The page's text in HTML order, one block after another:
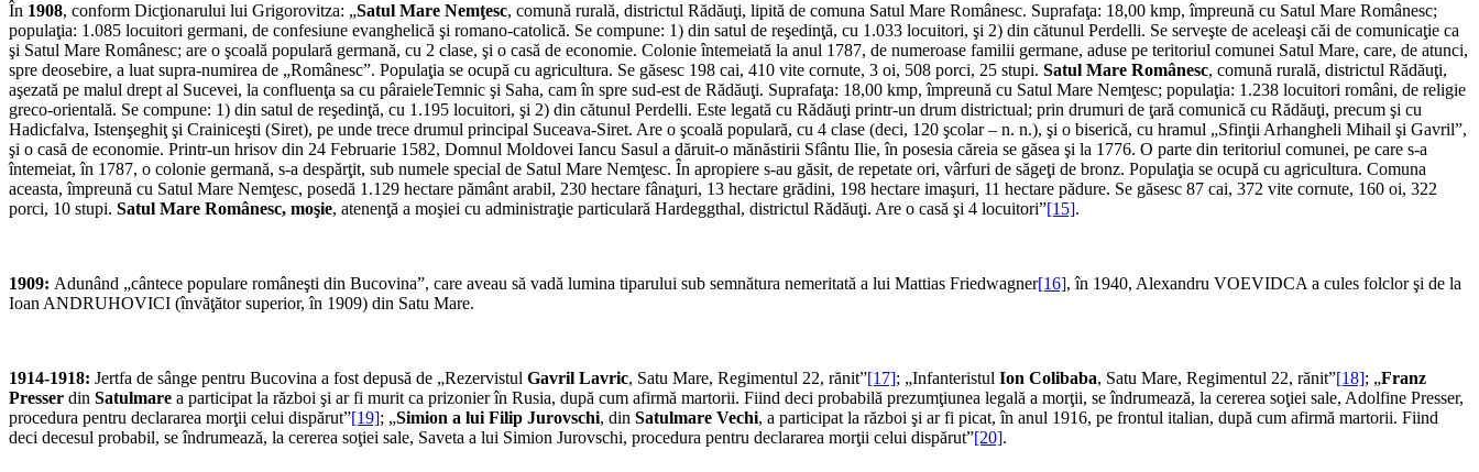
În 1908, conform Dicţionarului lui Grigorovitza: „Satul Mare Nemţesc, comună rurală, districtul Rădăuţi, lipită de comuna Satul Mare Românesc. Suprafaţa: 18,00 kmp, împreună cu Satul Mare Românesc;
populaţia: 1.085 locuitori germani, de confesiune evanghelică şi romano-catolică. Se compune: 1) din satul de reşedinţă, cu 1.033 locuitori, şi 2) din cătunul Perdelli. Se serveşte de aceleaşi căi de comunicaţie ca
şi Satul Mare Românesc; are o şcoală populară germană, cu 2 clase, şi o casă de economie. Colonie întemeiată la anul 1787, de numeroase familii germane, aduse pe teritoriul comunei Satul Mare, care, de atunci,
spre deosebire, a luat supra-numirea de „Românesc”. Populaţia se ocupă cu agri­cultura. Se găsesc 198 cai, 410 vite cornute, 3 oi, 508 porci, 25 stupi. Satul Mare Românesc, comună rurală, districtul Rădăuţi,
aşezată pe malul drept al Sucevei, la confluenţa sa cu pâraieleTemnic şi Saha, cam în spre sud-est de Rădăuţi. Suprafaţa: 18,00 kmp, îm­preună cu Satul Mare Nemţesc; populaţia: 1.238 locuitori români, de religie
greco-orientală. Se compune: 1) din satul de reşedinţă, cu 1.195 locuitori, şi 2) din cătunul Perdelli. Este legată cu Rădăuţi printr-un drum districtual; prin drumuri de ţară comunică cu Rădăuţi, precum şi cu
Hadicfalva, Istenşeghiţ şi Crainiceşti (Siret), pe unde trece drumul principal Suceava-Siret. Are o şcoală populară, cu 4 clase (deci, 120 şcolar – n. n.), şi o biserică, cu hra­mul „Sfinţii Arhangheli Mihail şi Gavril”,
şi o casă de economie. Printr-un hrisov din 24 Fe­bruarie 1582, Domnul Moldo­vei Iancu Sasul a dăruit-o mănăstirii Sfântu Ilie, în posesia căreia se găsea şi la 1776. O parte din teritoriul comunei, pe care s-a
întemeiat, în 1787, o colonie germană, s-a despăr­ţit, sub numele special de Sa­tul Mare Nemţesc. În apropiere s-au găsit, de repetate ori, vârfuri de săgeţi de bronz. Populaţia se ocupă cu agri­cultura. Comuna
aceasta, împreună cu Satul Mare Nemţesc, po­sedă 1.129 hectare pământ arabil, 230 hectare fânaţuri, 13 hectare gră­dini, 198 hectare imaşuri, 11 hectare pădure. Se găsesc 87 cai, 372 vite cornute, 160 oi, 322
porci, 10 stupi. Satul Mare Românesc, moşie, atenenţă a moşiei cu administraţie particulară Hardeggthal, districtul Ră­dăuţi. Are o casă şi 4 locuitori”[15].
1909: Adunând „cântece populare româneşti din Bucovina”, care aveau să vadă lumina tiparului sub semnătura nemeritată a lui Mattias Friedwagner[16], în 1940, Alexandru VOEVIDCA a cules folclor şi de la
Ioan ANDRUHOVICI (învăţător superior, în 1909) din Satu Mare.
1914-1918: Jertfa de sânge pentru Bucovina a fost depusă de „Rezervistul Gavril Lavric, Satu Mare, Regimentul 22, rănit”[17]; „Infanteristul Ion Colibaba, Satu Mare, Regimentul 22, rănit”[18]; „Franz
Presser din Satulmare a participat la război şi ar fi murit ca prizonier în Rusia, după cum afirmă martorii. Fiind deci probabilă prezumţiunea legală a morţii, se îndrumează, la cererea soţiei sale, Adolfine Presser,
procedura pentru declararea morţii celui dispărut”[19]; „Simion a lui Filip Jurovschi, din Satulmare Vechi, a participat la război şi ar fi picat, în anul 1916, pe frontul italian, după cum afirmă martorii. Fiind
deci decesul probabil, se îndrumează, la cererea soţiei sale, Saveta a lui Simion Jurovschi, procedura pentru declararea morţii celui dispărut”[20].